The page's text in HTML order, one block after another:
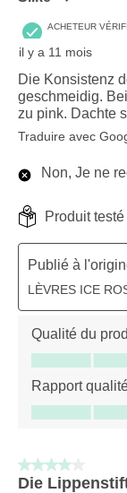
ACHETEUR
il y a 11 mois
Die Konsistenz
geschmeidig.
zu pink. Dachte
Traduire avec
Non, Je ne
Produit testé
Publié à
LÈVRES ICE
Qualité du
Qualité du
Rapport
Rapport
4 sur 5 étoiles.
Die